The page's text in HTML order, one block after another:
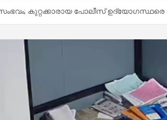
സംഭവം; കുറ്റക്കാരായ പോലീസ്